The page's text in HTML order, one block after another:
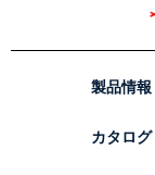
製品情報
カタログ